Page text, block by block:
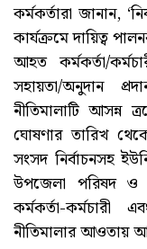
কর্মকর্তারা জানান,
কার্যক্রমে দায়িত্ব
আহত কর্মকর্তা/
সহায়তা/অনুদান
নীতিমালাটি আসন্ন
ঘোষণার তারিখ
সংসদ নির্বাচনসহ
উপজেলা পরিষদ ও
কর্মকর্তা-
নীতিমালার আওতায়